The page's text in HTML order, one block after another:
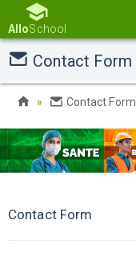
AlloSchool
Contact Form
Contact Form
Contact Form